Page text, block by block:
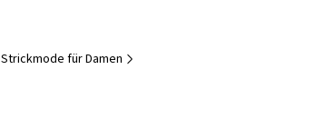
Strickmode für Damen